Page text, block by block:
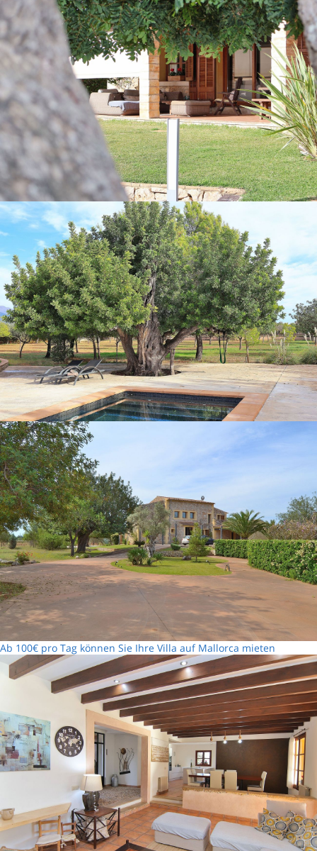
Ab 100€ pro Tag können Sie Ihre Villa auf Mallorca mieten